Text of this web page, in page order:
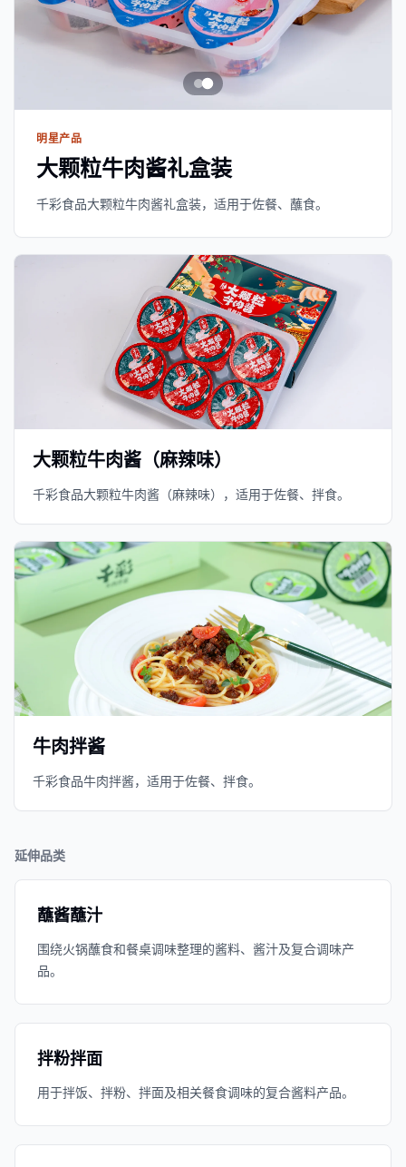
明星产品
大颗粒牛肉酱礼盒装
千彩食品大颗粒牛肉酱礼盒装，适用于佐餐、蘸食。
大颗粒牛肉酱（麻辣味）
千彩食品大颗粒牛肉酱（麻辣味），适用于佐餐、拌食。
牛肉拌酱
千彩食品牛肉拌酱，适用于佐餐、拌食。
延伸品类
蘸酱蘸汁
围绕火锅蘸食和餐桌调味整理的酱料、酱汁及复合调味产
品。
拌粉拌面
用于拌饭、拌粉、拌面及相关餐食调味的复合酱料产品。